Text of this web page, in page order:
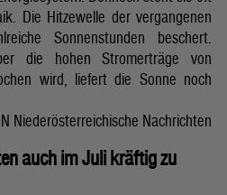
Die Hitzewelle der vergangenen
Sonnenstunden beschert.
die hohen Stromerträge von
wird, liefert die Sonne noch
Niederösterreichische Nachrichten
auch im Juli kräftig zu